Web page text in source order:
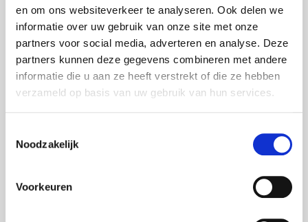
en om ons websiteverkeer te analyseren. Ook delen we
informatie over uw gebruik van onze site met onze
partners voor social media, adverteren en analyse. Deze
partners kunnen deze gegevens combineren met andere
informatie die u aan ze heeft verstrekt of die ze hebben
verzameld op basis van uw gebruik van hun services.
Noodzakelijk
Voorkeuren
Bel me:+31 6 38 77 59 89
voor een vrijblijvend gesprek.